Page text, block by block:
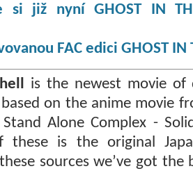
si již nyní GHOST IN
FAC edici GHOST IN
is the newest movie
on the anime movie
Alone Complex -
is the original
sources we’ve got the